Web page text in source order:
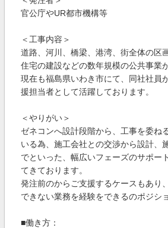
官公庁やUR都市機構等
＜工事内容＞
道路、河川、橋梁、港湾、街全体の区
住宅の建設などの数年規模の公共事業
現在も福島県いわき市にて、同社社員
援担当者として活躍しております。
＜やりがい＞
ゼネコンへ設計段階から、工事を委ね
いる為、施工会社との交渉から設計、
でといった、幅広いフェーズのサポー
てきております。
発注前のからご支援するケースもあり
できない業務を経験をできるのポジシ
■働き方：